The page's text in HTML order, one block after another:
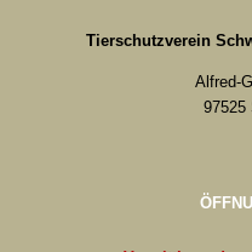
Tierschutzverein
Alfred-
97525